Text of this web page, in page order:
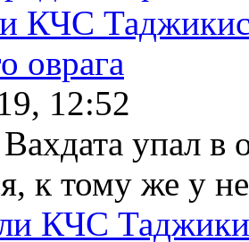
КЧС
оврага
12:52
упал в
к тому же у